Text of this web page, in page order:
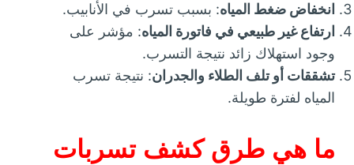
انخفاض ضغط المياه: بسبب تسرب في الأنابيب.
ارتفاع غير طبيعي في فاتورة المياه: مؤشر على
وجود استهلاك زائد نتيجة التسرب.
تشققات أو تلف الطلاء والجدران: نتيجة تسرب
المياه لفترة طويلة.
ما هي طرق كشف تسربات